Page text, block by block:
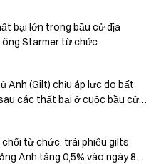
bại lớn trong bầu cử địa
ông Starmer từ chức
Anh (Gilt) chịu áp lực do bất
các thất bại ở cuộc bầu cử
từ chức; trái phiếu gilts
Anh tăng 0,5% vào ngày 8